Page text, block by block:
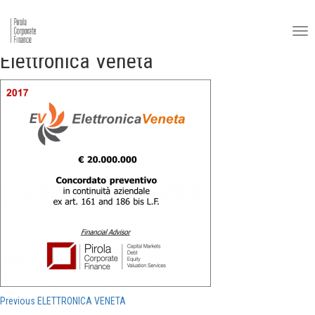
Elettronica Veneta
Navigazione
Previous Previous
ELETTRONICA VENETA